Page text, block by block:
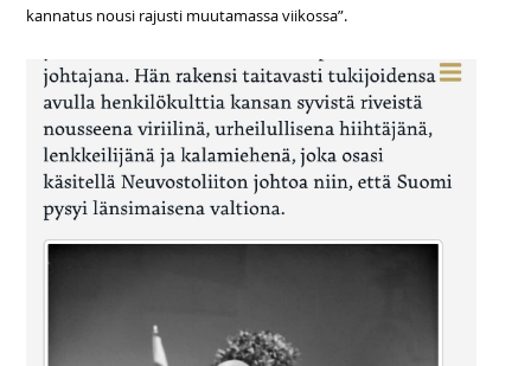
kannatus nousi rajusti muutamassa viikossa”.